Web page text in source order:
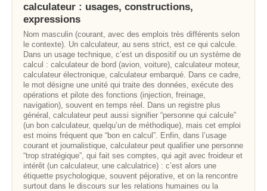
calculateur : usages, constructions,
expressions
Nom masculin (courant, avec des emplois très différents selon
le contexte). Un calculateur, au sens strict, est ce qui calcule.
Dans un usage technique, c’est un dispositif ou un système de
calcul : calculateur de bord (avion, voiture), calculateur moteur,
calculateur électronique, calculateur embarqué. Dans ce cadre,
le mot désigne une unité qui traite des données, exécute des
opérations et pilote des fonctions (injection, freinage,
navigation), souvent en temps réel. Dans un registre plus
général, calculateur peut aussi signifier “personne qui calcule”
(un bon calculateur, quelqu’un de méthodique), mais cet emploi
est moins fréquent que “bon en calcul”. Enfin, dans l’usage
courant et journalistique, calculateur peut qualifier une personne
“trop stratégique”, qui fait ses comptes, qui agit avec froideur et
intérêt (un calculateur, une calculatrice) : c’est alors une
étiquette psychologique, souvent péjorative, et on la rencontre
surtout dans le discours sur les relations humaines ou la